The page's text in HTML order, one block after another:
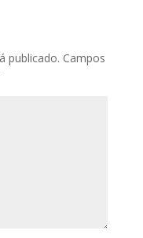
publicado. Campos